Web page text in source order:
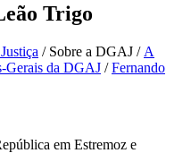
Trigo
/ Sobre a DGAJ / A
Gerais da DGAJ /Fernando
em Estremoz e